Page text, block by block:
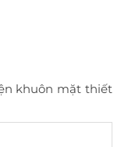
khuôn mặt thiết